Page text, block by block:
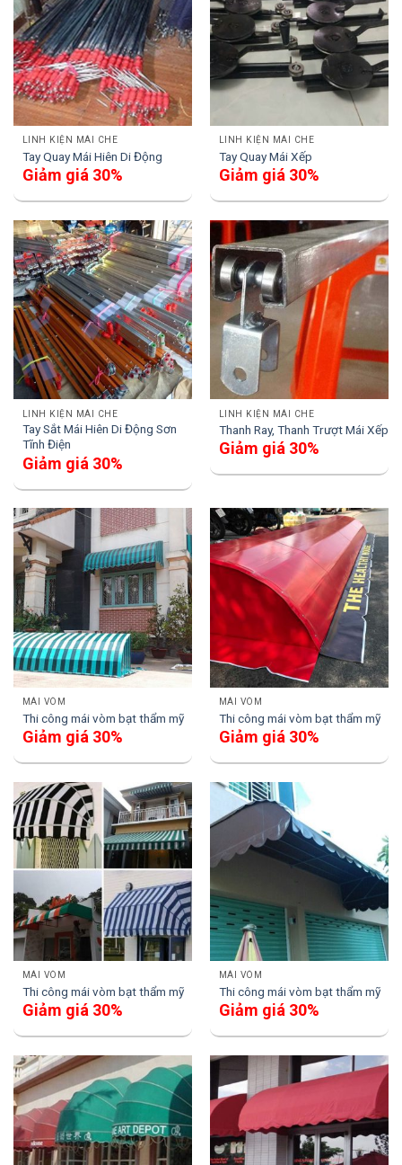
LINH KIỆN MÁI CHE
Tay Quay Mái Hiên Di Động
Giảm giá 30%
LINH KIỆN MÁI CHE
Tay Quay Mái Xếp
Giảm giá 30%
LINH KIỆN MÁI CHE
Tay Sắt Mái Hiên Di Động Sơn
Tĩnh Điện
Giảm giá 30%
LINH KIỆN MÁI CHE
Thanh Ray, Thanh Trượt Mái Xếp
Giảm giá 30%
MÁI VÒM
Thi công mái vòm bạt thẩm mỹ
Giảm giá 30%
MÁI VÒM
Thi công mái vòm bạt thẩm mỹ
Giảm giá 30%
MÁI VÒM
Thi công mái vòm bạt thẩm mỹ
Giảm giá 30%
MÁI VÒM
Thi công mái vòm bạt thẩm mỹ
Giảm giá 30%